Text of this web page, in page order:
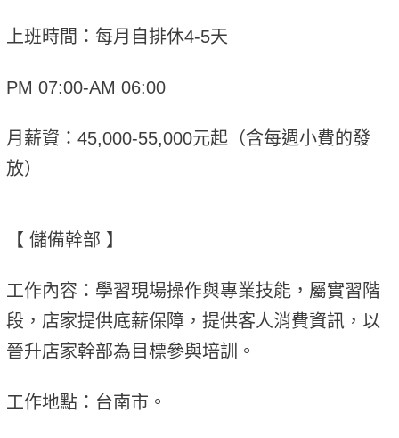
上班時間：每月自排休4-5天
PM 07:00-AM 06:00
月薪資：45,000-55,000元起（含每週小費的發
放）
【 儲備幹部 】
工作內容：學習現場操作與專業技能，屬實習階
段，店家提供底薪保障，提供客人消費資訊，以
晉升店家幹部為目標參與培訓。
工作地點：台南市。